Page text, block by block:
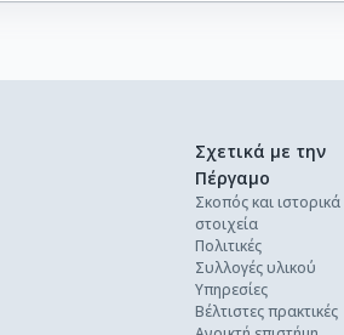
Σχετικά με την
Πέργαμο
Σκοπός και ιστορικά
στοιχεία
Πολιτικές
Συλλογές υλικού
Υπηρεσίες
Βέλτιστες πρακτικές